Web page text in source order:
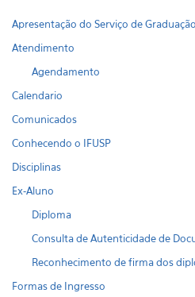
Apresentação do Serviço de Graduação
Atendimento
Agendamento
Calendario
Comunicados
Conhecendo o IFUSP
Disciplinas
Ex-Aluno
Diploma
Consulta de Autenticidade de
Reconhecimento de firma dos
Formas de Ingresso